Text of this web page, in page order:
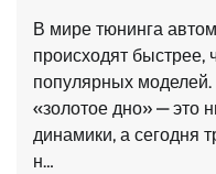
В мире тюнинга
происходят быстрее,
популярных
«золотое дно» — это
динамики, а сегодня
н…